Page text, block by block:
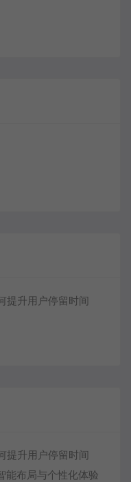
提升用户停留时间
提升用户停留时间
能布局与个性化体验